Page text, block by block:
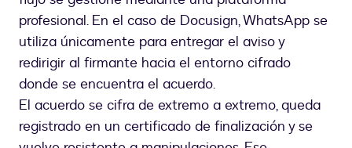
profesional. En el caso de Docusign, WhatsApp se
utiliza únicamente para entregar el aviso y
redirigir al firmante hacia el entorno cifrado
donde se encuentra el acuerdo.
El acuerdo se cifra de extremo a extremo, queda
registrado en un certificado de finalización y se